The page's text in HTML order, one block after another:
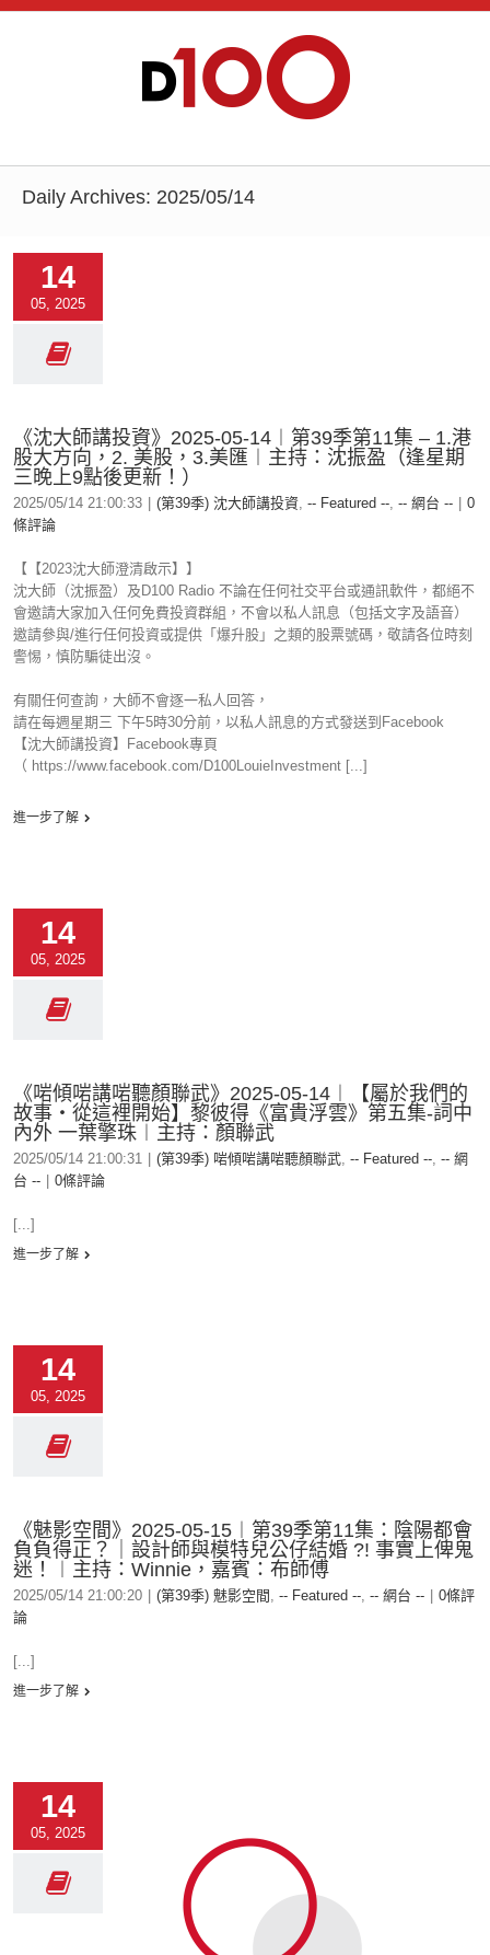
Daily Archives: 2025/05/14
14
05, 2025
《沈大師講投資》2025-05-14︱第39季第11集 – 1.港
股大方向，2. 美股，3.美匯︱主持：沈振盈（逢星期
三晚上9點後更新！）
2025/05/14 21:00:33 (第39季) 沈大師講投資, -- Featured --, -- 網台 --
0
條評論
【【2023沈大師澄清啟示】】
沈大師（沈振盈）及D100 Radio 不論在任何社交平台或通訊軟件，都絕不
會邀請大家加入任何免費投資群組，不會以私人訊息（包括文字及語音）
邀請參與/進行任何投資或提供「爆升股」之類的股票號碼，敬請各位時刻
警惕，慎防騙徒出沒。
有關任何查詢，大師不會逐一私人回答，
請在每週星期三 下午5時30分前，以私人訊息的方式發送到Facebook
【沈大師講投資】Facebook專頁
（ https://www.facebook.com/D100LouieInvestment [...]
進一步了解
14
05, 2025
《啱傾啱講啱聽顏聯武》2025-05-14︱【屬於我們的
故事‧從這裡開始】黎彼得《富貴浮雲》第五集-詞中
內外 一葉擎珠︱主持：顏聯武
2025/05/14 21:00:31 (第39季) 啱傾啱講啱聽顏聯武, -- Featured --, -- 網
台 --
0條評論
[...]
進一步了解
14
05, 2025
《魅影空間》2025-05-15︱第39季第11集：陰陽都會
負負得正？｜設計師與模特兒公仔結婚 ?! 事實上俾鬼
迷！︱主持：Winnie，嘉賓：布師傅
2025/05/14 21:00:20 (第39季) 魅影空間 , -- Featured --, -- 網台 --
0條評
論
[...]
進一步了解
14
05, 2025